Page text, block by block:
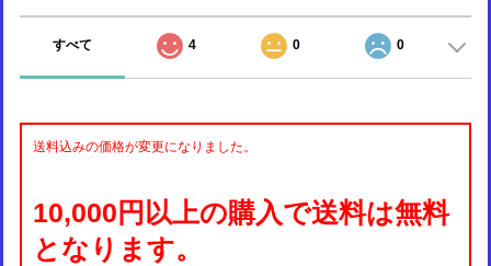
すべて 4 0 0
送料込みの価格が変更になりました。
10,000円以上の購入で送料は無料
となります。